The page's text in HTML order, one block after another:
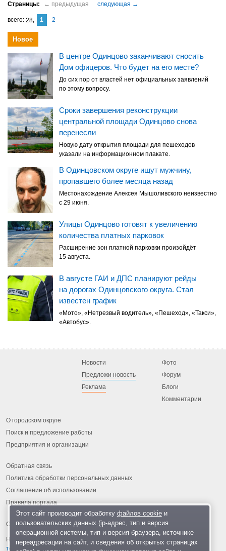
28 1 2
Новое
В центре Одинцово заканчивают сносить
Дом офицеров. Что будет на его месте?
До сих пор от властей нет официальных заявлений
по этому вопросу.
Сроки завершения реконструкции
центральной площади Одинцово снова
перенесли
Новую дату открытия площади для пешеходов
указали на информационном плакате.
В Одинцовском округе ищут мужчину,
пропавшего более месяца назад
Местонахождение Алексея Мышоливского неизвестно
с 29 июня.
Улицы Одинцово готовят к увеличению
количества платных парковок
Расширение зон платной парковки произойдёт
15 августа.
В августе ГАИ и ДПС планируют рейды
на дорогах Одинцовского округа. Стал
известен график
«Мото», «Нетрезвый водитель», «Пешеход», «Такси»,
«Автобус».
Новости
Предложи новость
Реклама
Фото
Форум
Блоги
Комментарии
О городском округе
Поиск и предложение работы
Предприятия и организации
Обратная связь
Политика обработки персональных данных
Соглашение об использовании
Правила портала
На информационном ресурсе применяются
технологии
Этот сайт производит обработку файлов cookieи
пользовательских данных (ip-адрес, тип и версия
операционной системы, тип и версия браузера, источнике
переадресации на сайт, и сведения об открытых страницах